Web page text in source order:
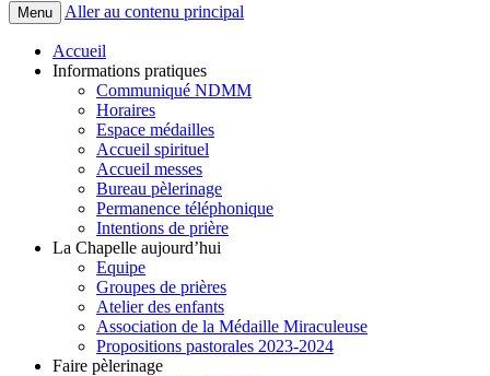
Menu Aller au contenu principal
Accueil
Informations pratiques
Communiqué NDMM
Horaires
Espace médailles
Accueil spirituel
Accueil messes
Bureau pèlerinage
Permanence téléphonique
Intentions de prière
La Chapelle aujourd’hui
Equipe
Groupes de prières
Atelier des enfants
Association de la Médaille Miraculeuse
Propositions pastorales 2023-2024
Faire pèlerinage